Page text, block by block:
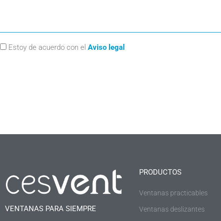
Estoy de acuerdo con el Aviso legal
VENTANAS PARA SIEMPRE
PRODUCTOS
Ventanas practicables
Ventanas deslizantes